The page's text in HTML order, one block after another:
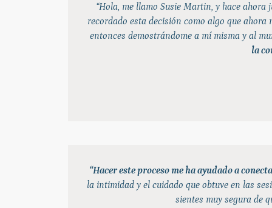
“Hola, me llamo Susie Martin, y hace
recordado esta decisión como algo que
entonces demostrándome a mí misma y al
la
“Hacer este proceso me ha ayudado a
la intimidad y el cuidado que obtuve en las
sientes muy segura de